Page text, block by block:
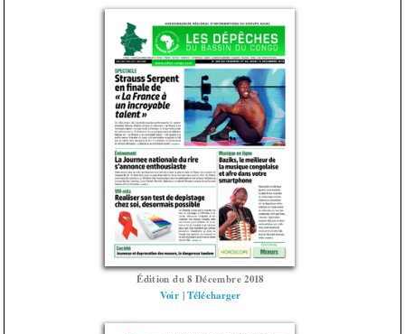
Édition du 8 Décembre 2018
Voir |Télécharger